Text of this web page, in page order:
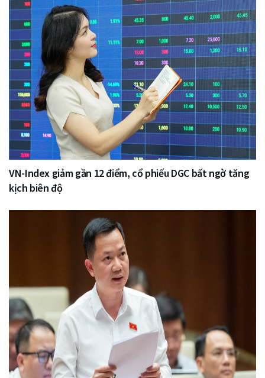
VN-Index giảm gần 12 điểm, cổ phiếu DGC bất ngờ tăng
kịch biên độ